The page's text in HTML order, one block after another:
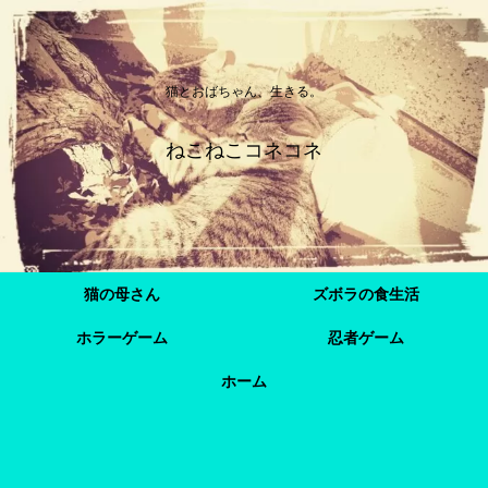
猫とおばちゃん、生きる。
ねこねこコネコネ
猫の母さん ズボラの食生活
ホラーゲーム 忍者ゲーム
ホーム